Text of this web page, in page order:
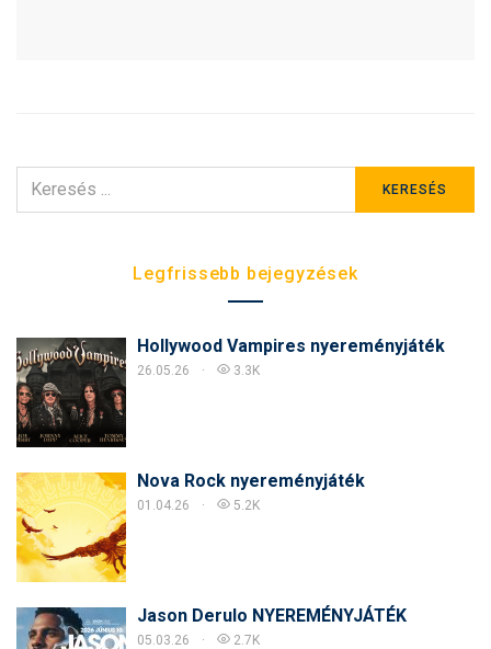
ERRE:
KERESÉS
Legfrissebb bejegyzések
Hollywood Vampires nyereményjáték
26.05.26 3.3K
Nova Rock nyereményjáték
01.04.26 5.2K
Jason Derulo NYEREMÉNYJÁTÉK
05.03.26 2.7K